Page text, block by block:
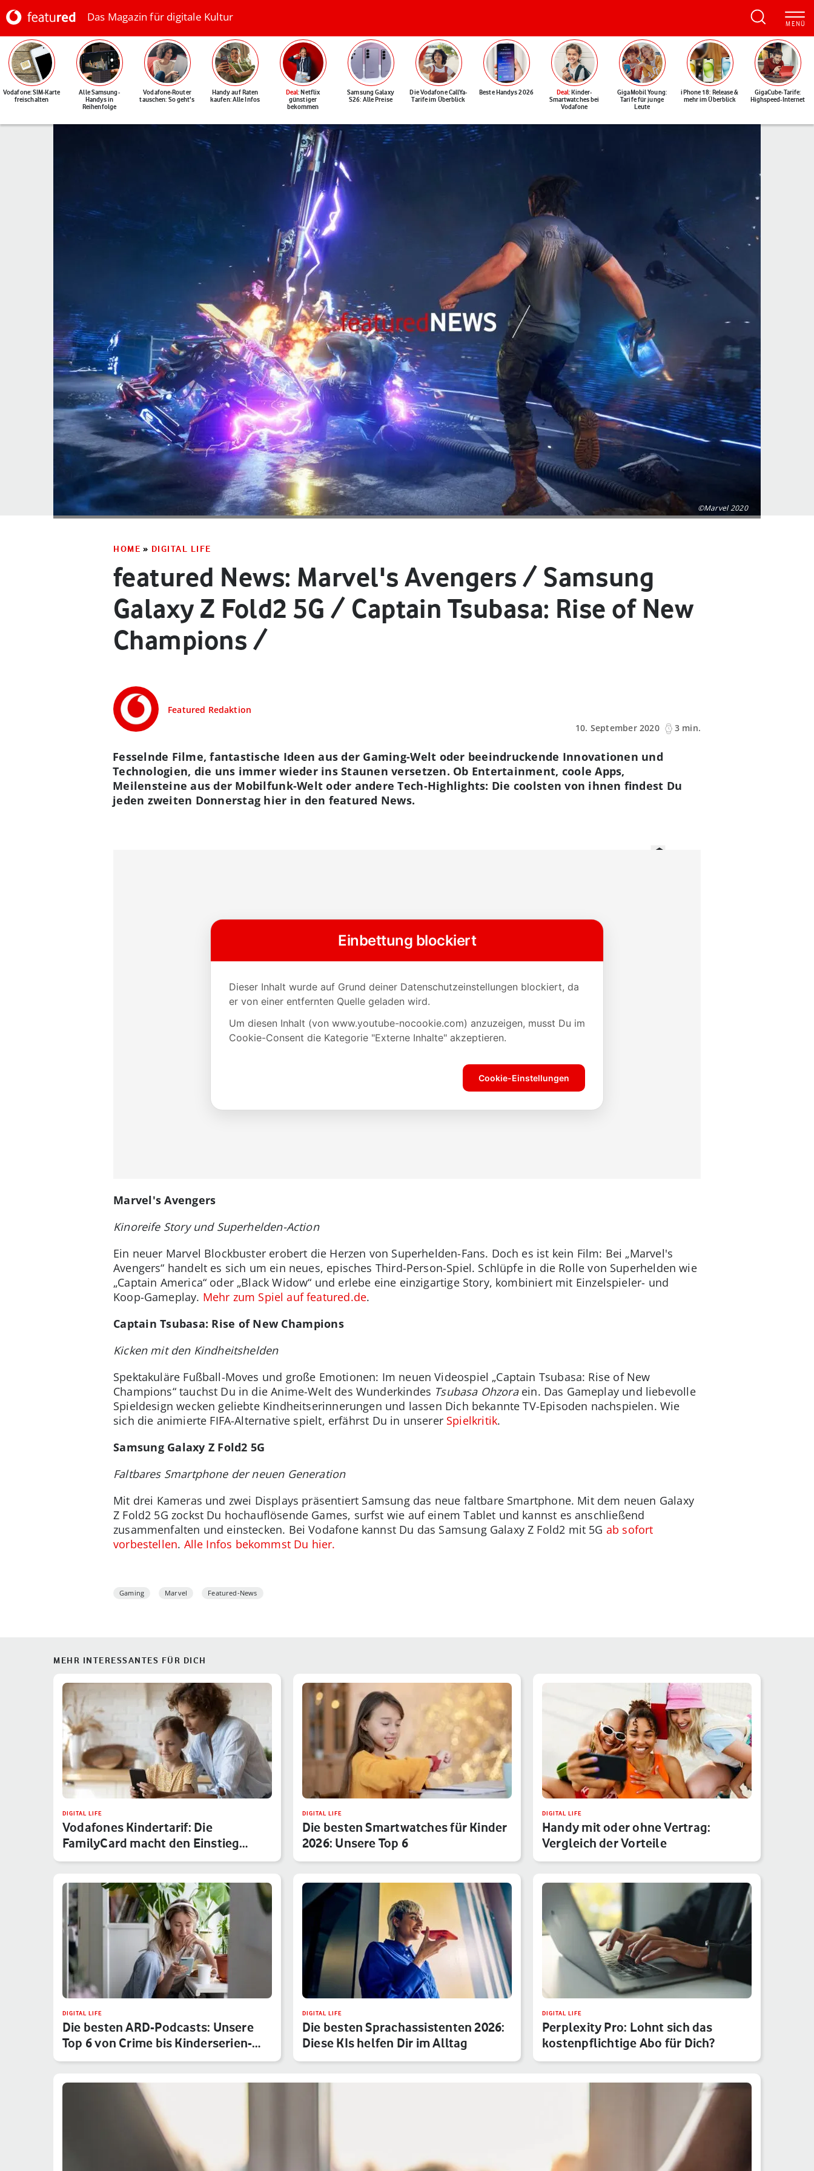
Das Magazin für digitale Kultur
Vodafone: SIM-Karte
freischalten
Alle Samsung-
Handys in
Reihenfolge
Vodafone-Router
tauschen: So geht's
Handy auf Raten
kaufen: Alle Infos
Deal: Netflix
günstiger
bekommen
Samsung Galaxy
S26: Alle Preise
Die Vodafone CallYa-
Tarife im Überblick
Beste Handys 2026 Deal: Kinder-
Smartwatches bei
Vodafone
GigaMobil Young:
Tarife für junge
Leute
iPhone 18: Release &
mehr im Überblick
GigaCube-Tarife:
Highspeed-Internet
©Marvel 2020
HOME » DIGITAL LIFE
featured News: Marvel's Avengers / Samsung
Galaxy Z Fold2 5G / Captain Tsubasa: Rise of New
Champions /
Featured Redaktion
10. September 2020
3 min.
Fesselnde Filme, fantastische Ideen aus der Gaming-Welt oder beeindruckende Innovationen und
Technologien, die uns immer wieder ins Staunen versetzen. Ob Entertainment, coole Apps,
Meilensteine aus der Mobilfunk-Welt oder andere Tech-Highlights: Die coolsten von ihnen findest Du
jeden zweiten Donnerstag hier in den featured News.
Marvel's Avengers
Kinoreife Story und Superhelden-Action
Ein neuer Marvel Blockbuster erobert die Herzen von Superhelden-Fans. Doch es ist kein Film: Bei „Marvel's
Avengers“ handelt es sich um ein neues, episches Third-Person-Spiel. Schlüpfe in die Rolle von Superhelden wie
„Captain America“ oder „Black Widow“ und erlebe eine einzigartige Story, kombiniert mit Einzelspieler- und
Koop-Gameplay. Mehr zum Spiel auf featured.de.
Captain Tsubasa: Rise of New Champions
Kicken mit den Kindheitshelden
Spektakuläre Fußball-Moves und große Emotionen: Im neuen Videospiel „Captain Tsubasa: Rise of New
Champions“ tauchst Du in die Anime-Welt des Wunderkindes Tsubasa Ohzoraein. Das Gameplay und liebevolle
Spieldesign wecken geliebte Kindheitserinnerungen und lassen Dich bekannte TV-Episoden nachspielen. Wie
sich die animierte FIFA-Alternative spielt, erfährst Du in unserer Spielkritik.
Samsung Galaxy Z Fold2 5G
Faltbares Smartphone der neuen Generation
Mit drei Kameras und zwei Displays präsentiert Samsung das neue faltbare Smartphone. Mit dem neuen Galaxy
Z Fold2 5G zockst Du hochauflösende Games, surfst wie auf einem Tablet und kannst es anschließend
zusammenfalten und einstecken. Bei Vodafone kannst Du das Samsung Galaxy Z Fold2 mit 5G ab sofort
vorbestellen. Alle Infos bekommst Du hier.
Gaming Marvel Featured-News
MEHR INTERESSANTES FÜR DICH
DIGITAL LIFE
Vodafones Kindertarif: Die
FamilyCard macht den Einstieg
sicher
DIGITAL LIFE
Die besten Smartwatches für Kinder
2026: Unsere Top 6
DIGITAL LIFE
Handy mit oder ohne Vertrag:
Vergleich der Vorteile
DIGITAL LIFE
Die besten ARD-Podcasts: Unsere
Top 6 von Crime bis Kinderserien-…
DIGITAL LIFE
Die besten Sprachassistenten 2026:
Diese KIs helfen Dir im Alltag
DIGITAL LIFE
Perplexity Pro: Lohnt sich das
kostenpflichtige Abo für Dich?